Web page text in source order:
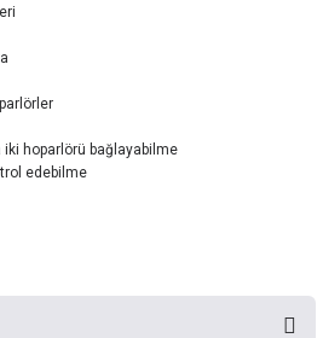
iki hoparlörü bağlayabilme
edebilme